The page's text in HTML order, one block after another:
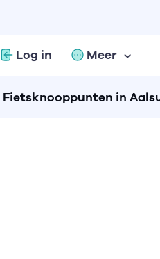
Log in Meer
Fietsknooppunten in